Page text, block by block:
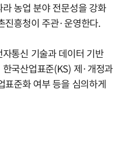
농업 분야 전문성을 강화
진흥청이 주관·운영한다.
통신 기술과 데이터 기반
국산업표준(KS) 제·개정과
표준화 여부 등을 심의하게